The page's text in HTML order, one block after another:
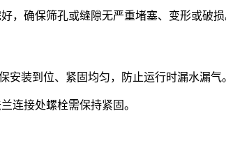
，确保筛孔或缝隙无严重堵塞、变形或破
安装到位、紧固均匀，防止运行时漏水漏气
连接处螺栓需保持紧固。